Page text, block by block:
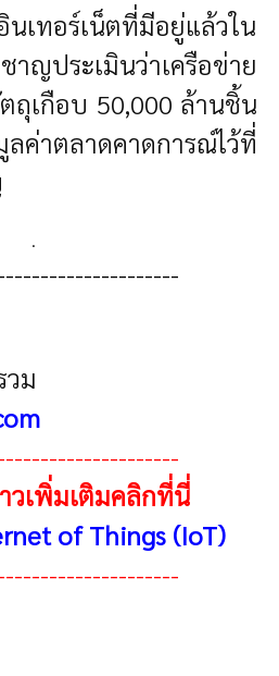
นเทอร์เน็ตที่มีอยู่แล้วใน
ประเมินว่าเครือข่าย
ถุเกือบ 50,000 ล้านชิ้น
ค่าตลาดคาดการณ์ไว้ที่
.
ม
วเพิ่มเติมคลิกที่นี่
of Things (IoT)
สารสนเทศและการสื่อสาร การเชื่อมโยงโลก
Internet of Things (IoT) ทิศทางการ